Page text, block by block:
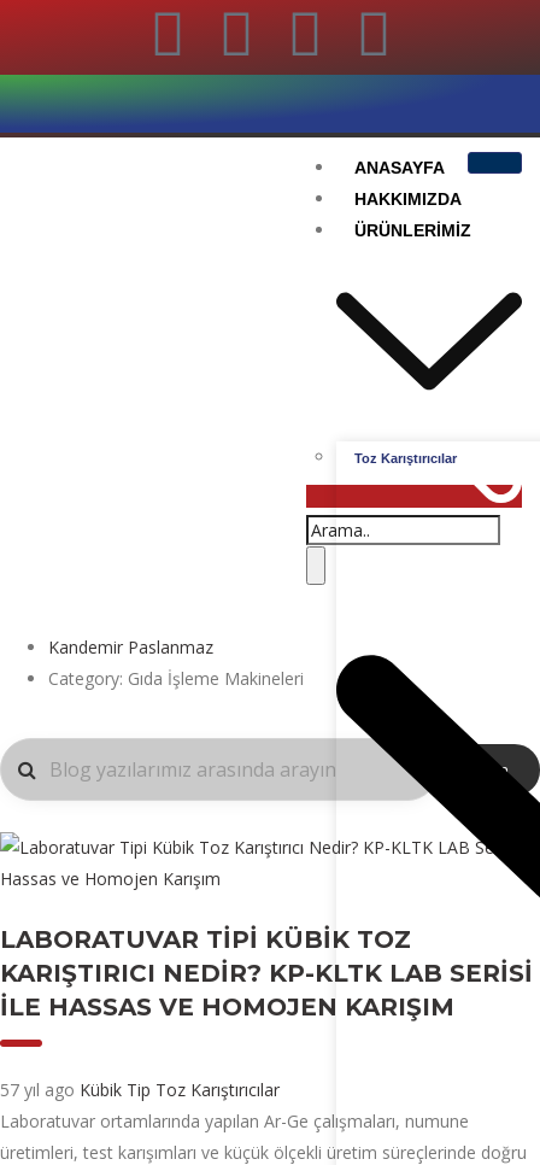
ANASAYFA
HAKKIMIZDA
ÜRÜNLERIMIZ
Toz Karıştırıcılar
Kandemir Paslanmaz
Category: Gıda İşleme Makineleri
Ara
LABORATUVAR TIPI KÜBIK TOZ
KARIŞTIRICI NEDIR? KP-KLTK LAB SERISI
ILE HASSAS VE HOMOJEN KARIŞIM
57 yıl ago Kübik Tip Toz Karıştırıcılar
Laboratuvar ortamlarında yapılan Ar-Ge çalışmaları, numune
üretimleri, test karışımları ve küçük ölçekli üretim süreçlerinde doğru